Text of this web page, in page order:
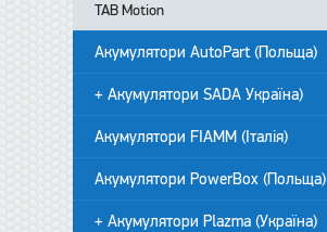
TAB Motion
Акумулятори AutoPart (Польща)
+ Акумулятори SADA Україна)
Акумулятори FIAMM (Італія)
Акумулятори PowerBox (Польща)
+ Акумулятори Plazma (Україна)